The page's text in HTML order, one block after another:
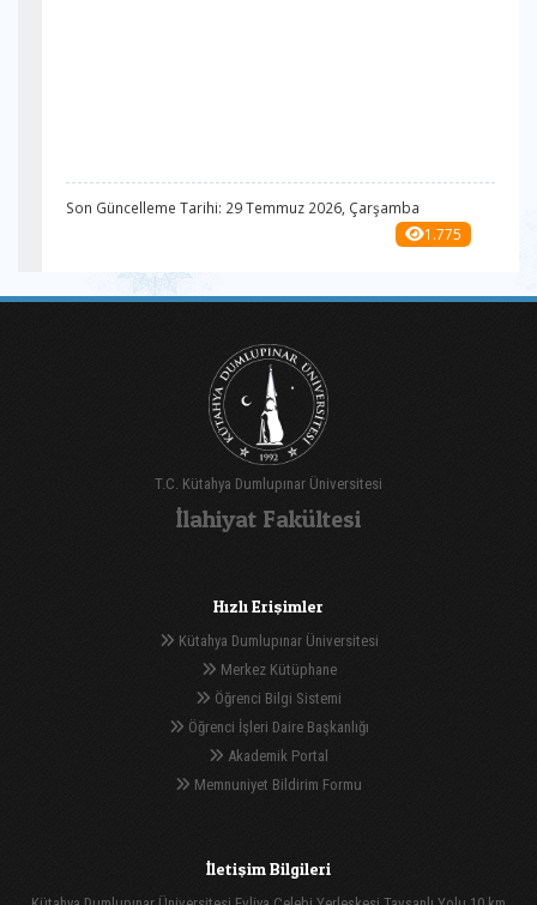
Son Güncelleme Tarihi: 29 Temmuz 2026, Çarşamba
1.775
T.C. Kütahya Dumlupınar Üniversitesi
İlahiyat Fakültesi
Hızlı Erişimler
Kütahya Dumlupınar Üniversitesi
Merkez Kütüphane
Öğrenci Bilgi Sistemi
Öğrenci İşleri Daire Başkanlığı
Akademik Portal
Memnuniyet Bildirim Formu
İletişim Bilgileri